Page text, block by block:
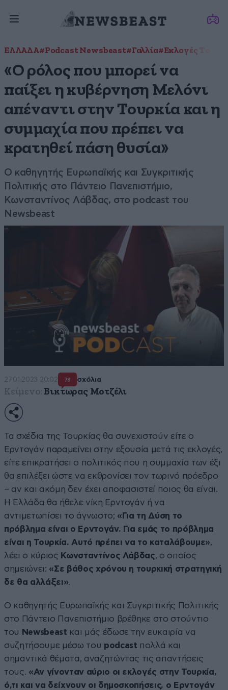
ΕΛΛΑΔΑ#Podcast Newsbeast#Γαλλία#Εκλογές
«Ο ρόλος που μπορεί να
παίξει η κυβέρνηση Μελόνι
απέναντι στην Τουρκία και η
συμμαχία που πρέπει να
κρατηθεί πάση θυσία»
Ο καθηγητής Ευρωπαϊκής και Συγκριτικής
Πολιτικής στο Πάντειο Πανεπιστήμιο,
Κωνσταντίνος Λάβδας, στο podcast του
Newsbeast
27·01·2023 20:02 78 σχόλια
Κείμενο:Βικτωρας Μοτζέλι
Τα σχέδια της Τουρκίας θα συνεχιστούν είτε ο
Ερντογάν παραμείνει στην εξουσία μετά τις εκλογές,
είτε επικρατήσει ο πολιτικός που η συμμαχία των έξι
θα επιλέξει ώστε να εκθρονίσει τον τωρινό πρόεδρο
– αν και ακόμη δεν έχει αποφασιστεί ποιος θα είναι.
Η Ελλάδα θα ήθελε νίκη Ερντογάν ή να
αντιμετωπίσει το άγνωστο; «Για τη Δύση το
πρόβλημα είναι ο Ερντογάν. Για εμάς το πρόβλημα
είναι η Τουρκία. Αυτό πρέπει να το καταλάβουμε»,
λέει ο κύριος Κωνσταντίνος Λάβδας, ο οποίος
σημειώνει: «Σε βάθος χρόνου η τουρκική στρατηγική
δε θα αλλάξει».
Ο καθηγητής Ευρωπαϊκής και Συγκριτικής Πολιτικής
στο Πάντειο Πανεπιστήμιο βρέθηκε στο στούντιο
του Newsbeast και μάς έδωσε την ευκαιρία να
συζητήσουμε μέσω του podcast πολλά και
σημαντικά θέματα, αναζητώντας τις απαντήσεις
τους. «Αν γίνονταν αύριο οι εκλογές στην Τουρκία,
ό,τι και να δείχνουν οι δημοσκοπήσεις, ο Ερντογάν